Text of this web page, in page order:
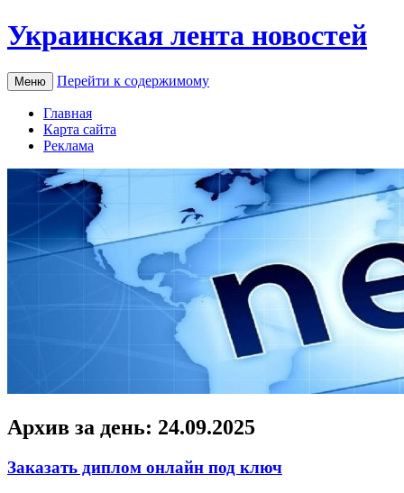
Украинская лента новостей
Меню Перейти к содержимому
Главная
Карта сайта
Реклама
Архив за день: 24.09.2025
Заказать диплом онлайн под ключ